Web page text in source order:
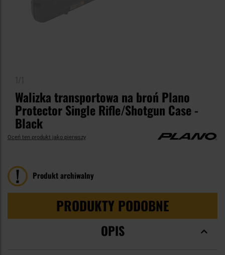
Walizka transportowa na broń Plano
Protector Single Rifle/Shotgun Case -
Black
Oceń ten produkt jako pierwszy
Produkt archiwalny
PRODUKTY PODOBNE
OPIS